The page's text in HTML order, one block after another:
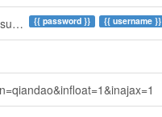
{{ username}}
{{password }}